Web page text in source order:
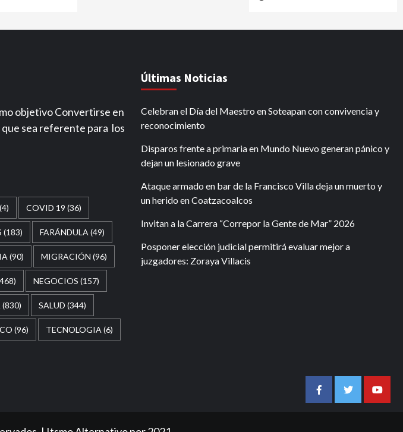
objetivo Convertirse en
sea referente para los
(4) COVID 19 (36)
(183) FARÁNDULA (49)
(90) MIGRACIÓN (96)
NEGOCIOS (157)
(830) SALUD (344)
(96) TECNOLOGIA (6)
Últimas Noticias
Celebran el Día del Maestro en Soteapan con convivencia y
reconocimiento
Disparos frente a primaria en Mundo Nuevo generan pánico y
dejan un lesionado grave
Ataque armado en bar de la Francisco Villa deja un muerto y
un herido en Coatzacoalcos
Invitan a la Carrera “Correpor la Gente de Mar” 2026
Posponer elección judicial permitirá evaluar mejor a
juzgadores: Zoraya Villacis
FacebookTwitter